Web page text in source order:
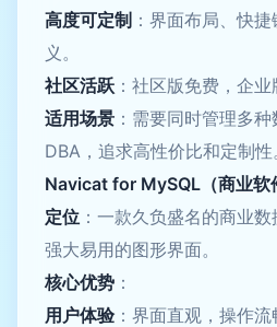
高度可定制 ：界面布局、快
义。
社区活跃 ：社区版免费，企业
适用场景 ：需要同时管理多
DBA，追求高性价比和定制性
Navicat for MySQL（商业软
定位 ：一款久负盛名的商业
强大易用的图形界面。
核心优势 ：
用户体验 ：界面直观，操作流